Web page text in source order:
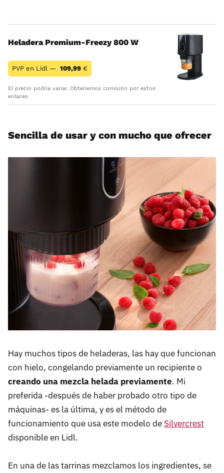
Heladera Premium-Freezy 800 W
PVP en Lidl — 109,99 €
El precio podría variar. Obtenemos comisión por estos
enlaces
Sencilla de usar y con mucho que ofrecer
Hay muchos tipos de heladeras, las hay que funcionan
con hielo, congelando previamente un recipiente o
creando una mezcla helada previamente. Mi
preferida -después de haber probado otro tipo de
máquinas- es la última, y es el método de
funcionamiento que usa este modelo de Silvercrest
disponible en Lidl.
En una de las tarrinas mezclamos los ingredientes, se